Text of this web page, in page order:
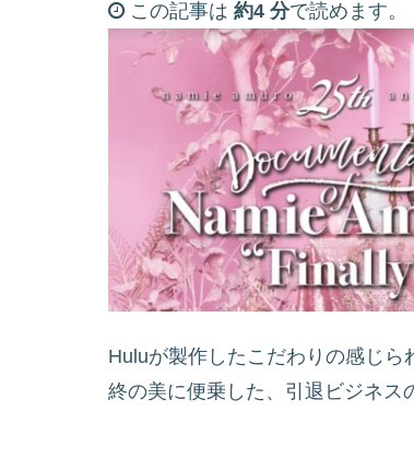
この記事は 約4 分で読めます。
Huluが製作したこだわりの感じ
終の美に便乗した、引退ビジネス